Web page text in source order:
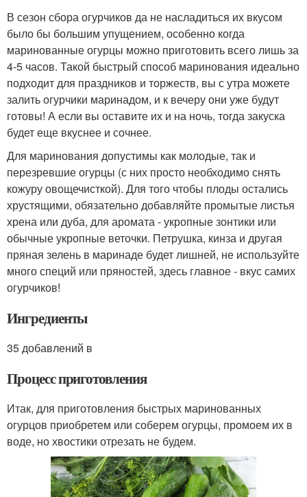
В сезон сбора огурчиков да не насладиться их вкусом
было бы большим упущением, особенно когда
маринованные огурцы можно приготовить всего лишь за
4-5 часов. Такой быстрый способ маринования идеально
подходит для праздников и торжеств, вы с утра можете
залить огурчики маринадом, и к вечеру они уже будут
готовы! А если вы оставите их и на ночь, тогда закуска
будет еще вкуснее и сочнее.
Для маринования допустимы как молодые, так и
перезревшие огурцы (с них просто необходимо снять
кожуру овощечисткой). Для того чтобы плоды остались
хрустящими, обязательно добавляйте промытые листья
хрена или дуба, для аромата - укропные зонтики или
обычные укропные веточки. Петрушка, кинза и другая
пряная зелень в маринаде будет лишней, не используйте
много специй или пряностей, здесь главное - вкус самих
огурчиков!
Ингредиенты
35 добавлений в
Процесс приготовления
Итак, для приготовления быстрых маринованных
огурцов приобретем или соберем огурцы, промоем их в
воде, но хвостики отрезать не будем.